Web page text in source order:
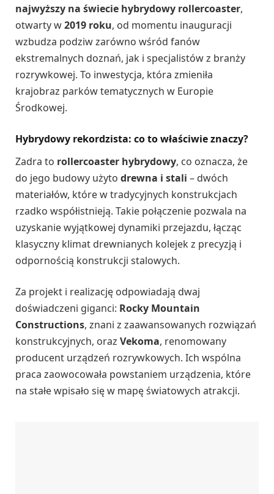
najwyższy na świecie hybrydowy rollercoaster,
otwarty w2019 roku, od momentu inauguracji
wzbudza podziw zarówno wśród fanów
ekstremalnych doznań, jak i specjalistów z branży
rozrywkowej. To inwestycja, która zmieniła
krajobraz parków tematycznych w Europie
Środkowej.
Hybrydowy rekordzista: co to właściwie znaczy?
Zadra to rollercoaster hybrydowy, co oznacza, że
do jego budowy użyto drewna i stali – dwóch
materiałów, które w tradycyjnych konstrukcjach
rzadko współistnieją. Takie połączenie pozwala na
uzyskanie wyjątkowej dynamiki przejazdu, łącząc
klasyczny klimat drewnianych kolejek z precyzją i
odpornością konstrukcji stalowych.
Za projekt i realizację odpowiadają dwaj
doświadczeni giganci: Rocky Mountain
Constructions, znani z zaawansowanych rozwiązań
konstrukcyjnych, oraz Vekoma, renomowany
producent urządzeń rozrywkowych. Ich wspólna
praca zaowocowała powstaniem urządzenia, które
na stałe wpisało się w mapę światowych atrakcji.